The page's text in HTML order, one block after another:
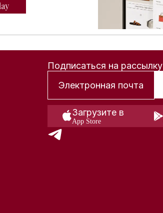
Подписаться на рассылку
Загрузите в
App Store